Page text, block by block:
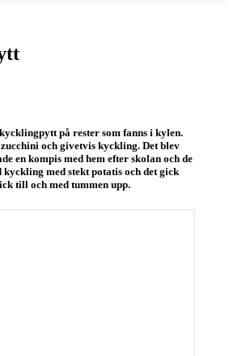
på rester som fanns i kylen.
och givetvis kyckling. Det blev
en kompis med hem efter skolan och de
med stekt potatis och det gick
till och med tummen upp.